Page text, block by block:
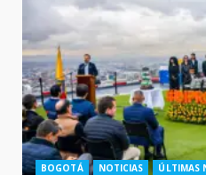
BOGOTÁ NOTICIAS ÚLTIMAS